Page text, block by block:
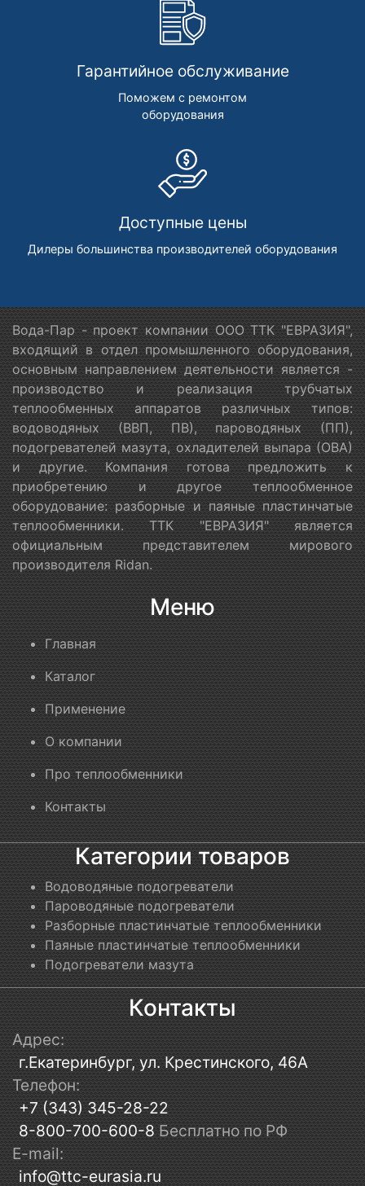
Гарантийное обслуживание
Поможем с ремонтом
оборудования
Доступные цены
Дилеры большинства производителей оборудования
Вода-Пар - проект компании ООО ТТК "ЕВРАЗИЯ",
входящий в отдел промышленного оборудования,
основным направлением деятельности является -
производство и реализация трубчатых
теплообменных аппаратов различных типов:
водоводяных (ВВП, ПВ), пароводяных (ПП),
подогревателей мазута, охладителей выпара (ОВА)
и другие. Компания готова предложить к
приобретению и другое теплообменное
оборудование: разборные и паяные пластинчатые
теплообменники. ТТК "ЕВРАЗИЯ" является
официальным представителем мирового
производителя Ridan.
Меню
Главная
Каталог
Применение
О компании
Про теплообменники
Контакты
Категории товаров
Водоводяные подогреватели
Пароводяные подогреватели
Разборные пластинчатые теплообменники
Паяные пластинчатые теплообменники
Подогреватели мазута
Контакты
Адрес:
г.Екатеринбург, ул. Крестинского, 46А
Телефон:
+7 (343) 345-28-22
8-800-700-600-8 Бесплатно по РФ
E-mail:
info@ttc-eurasia.ru